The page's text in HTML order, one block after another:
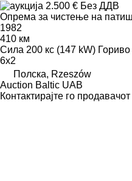
2.500 € Без ДДВ
Опрема за чистење на
1982
410 км
Сила 200 кс (147 kW) Гориво
6x2
Полска, Rzeszów
Auction Baltic UAB
Контактирајте го продавачот